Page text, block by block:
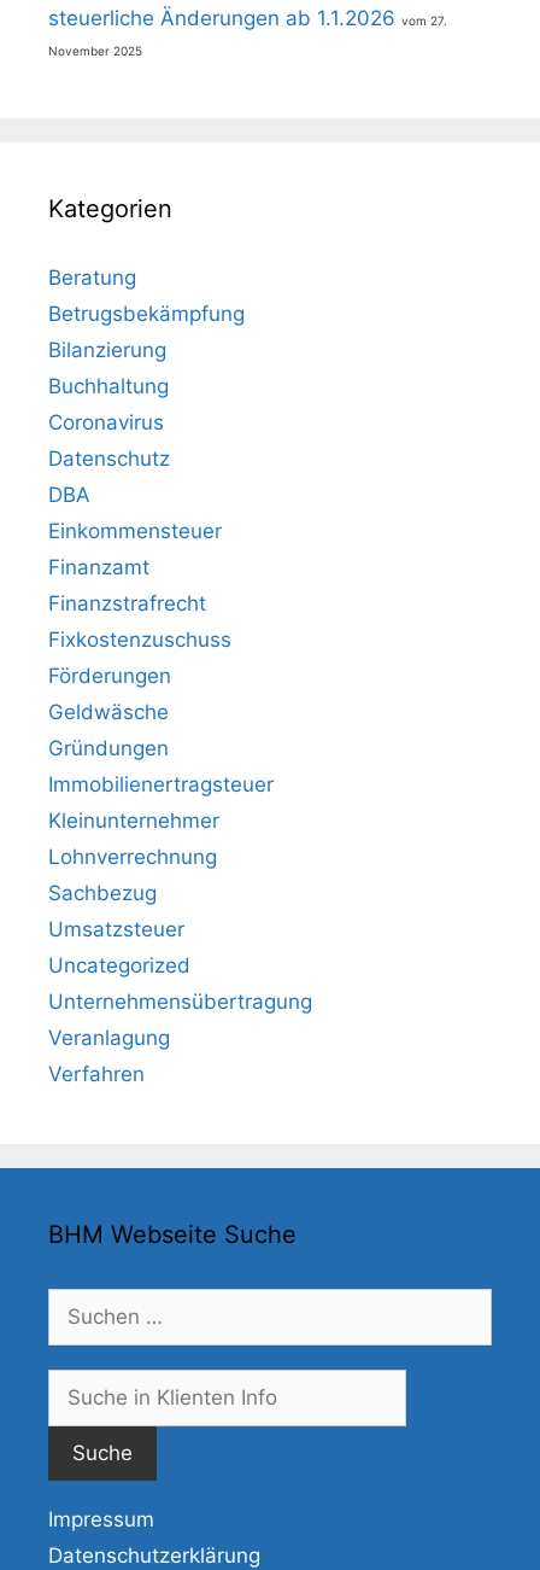
steuerliche Änderungen ab 1.1.2026
27.
November 2025
Kategorien
Beratung
Betrugsbekämpfung
Bilanzierung
Buchhaltung
Coronavirus
Datenschutz
DBA
Einkommensteuer
Finanzamt
Finanzstrafrecht
Fixkostenzuschuss
Förderungen
Geldwäsche
Gründungen
Immobilienertragsteuer
Kleinunternehmer
Lohnverrechnung
Sachbezug
Umsatzsteuer
Uncategorized
Unternehmensübertragung
Veranlagung
Verfahren
BHM Webseite Suche
Suchen
nach:
Impressum
Datenschutzerklärung